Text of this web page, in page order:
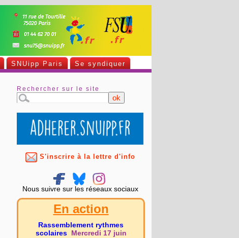
SNUipp Paris Se syndiquer
Rechercher sur le site
S'inscrire à la lettre d'info
Nous suivre sur les réseaux sociaux
En action
Rassemblement rythmes
scolaires
Mercredi 17 juin